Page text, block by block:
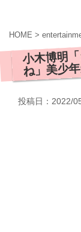
HOME >
小木博明
ね」美少
投稿日：2022/